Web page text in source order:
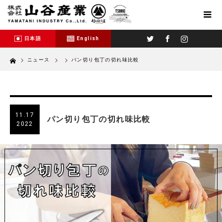
日本語 English
Home ニュース パン切り包丁の切れ味比較
11.17
2022
パン切り包丁の切れ味比較